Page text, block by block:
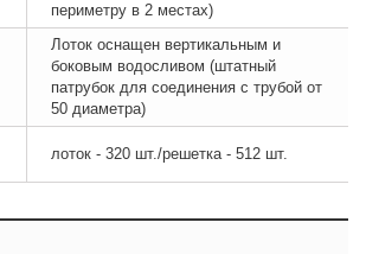
периметру в 2 местах)
Лоток оснащен вертикальным и
боковым водосливом (штатный
патрубок для соединения с трубой от
50 диаметра)
лоток - 320 шт./решетка - 512 шт.